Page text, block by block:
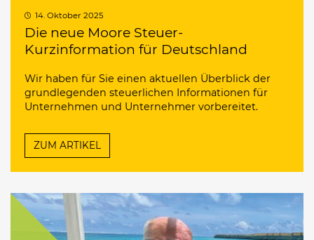
14. Oktober 2025
Die neue Moore Steuer-
Kurzinformation für Deutschland
Wir haben für Sie einen aktuellen Überblick der
grundlegenden steuerlichen Informationen für
Unternehmen und Unternehmer vorbereitet.
ZUM ARTIKEL